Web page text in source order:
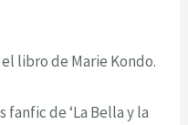
libro de Marie Kondo.
de ‘La Bella y la